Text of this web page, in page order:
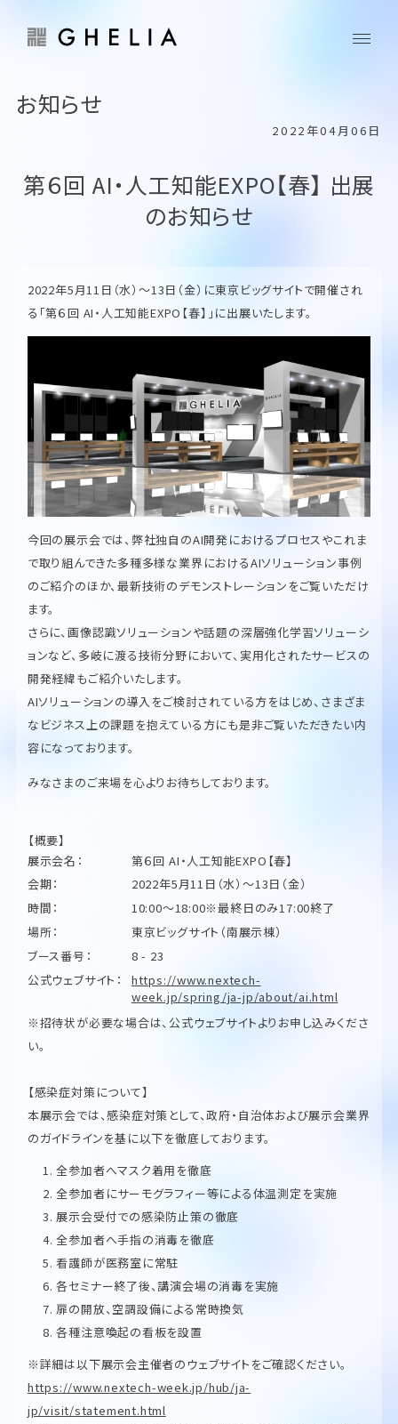
お知らせ
2022年04月06日
第６回 AI・人工知能EXPO【春】 出展
のお知らせ
2022年5月11日（水）〜13日（金）に東京ビッグサイトで開催され
る「第６回 AI・人工知能EXPO【春】」に出展いたします。
今回の展示会では、弊社独自のAI開発におけるプロセスやこれま
で取り組んできた多種多様な業界におけるAIソリューション事例
のご紹介のほか、最新技術のデモンストレーションをご覧いただけ
ます。
さらに、画像認識ソリューションや話題の深層強化学習ソリューシ
ョンなど、多岐に渡る技術分野において、実用化されたサービスの
開発経緯もご紹介いたします。
AIソリューションの導入をご検討されている方をはじめ、さまざま
なビジネス上の課題を抱えている方にも是非ご覧いただきたい内
容になっております。
みなさまのご来場を心よりお待ちしております。
【概要】
展示会名：
第６回 AI・人工知能EXPO【春】
会期：
2022年5月11日（水）〜13日（金）
時間：
10:00〜18:00※最終日のみ17:00終了
場所：
東京ビッグサイト（南展示棟）
ブース番号：
8 - 23
公式ウェブサイト：
https://www.nextech-
week.jp/spring/ja-jp/about/ai.html
※招待状が必要な場合は、公式ウェブサイトよりお申し込みくださ
い。
【感染症対策について】
本展示会では、感染症対策として、政府・自治体および展示会業界
のガイドラインを基に以下を徹底しております。
全参加者へマスク着用を徹底
全参加者にサーモグラフィー等による体温測定を実施
展示会受付での感染防止策の徹底
全参加者へ手指の消毒を徹底
看護師が医務室に常駐
各セミナー終了後、講演会場の消毒を実施
扉の開放、空調設備による常時換気
各種注意喚起の看板を設置
※詳細は以下展示会主催者のウェブサイトをご確認ください。
https://www.nextech-week.jp/hub/ja-
jp/visit/statement.html